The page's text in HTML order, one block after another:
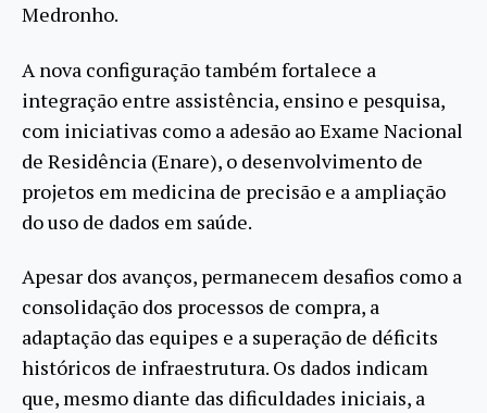
Medronho.
A nova configuração também fortalece a
integração entre assistência, ensino e pesquisa,
com iniciativas como a adesão ao Exame Nacional
de Residência (Enare), o desenvolvimento de
projetos em medicina de precisão e a ampliação
do uso de dados em saúde.
Apesar dos avanços, permanecem desafios como a
consolidação dos processos de compra, a
adaptação das equipes e a superação de déficits
históricos de infraestrutura. Os dados indicam
que, mesmo diante das dificuldades iniciais, a